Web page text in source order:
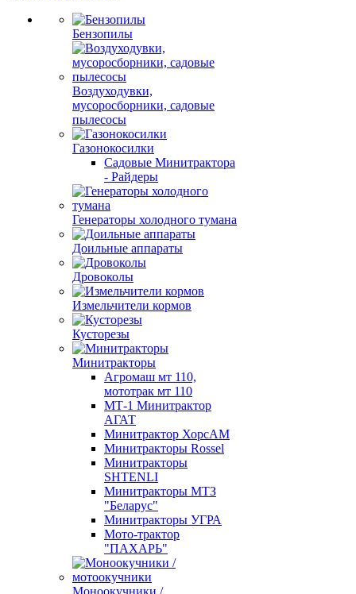
Бензопилы
Воздуходувки,
мусоросборники, cадовые
пылесосы
Газонокосилки
Садовые Минитрактора
- Райдеры
Генераторы холодного тумана
Доильные аппараты
Дровоколы
Измельчители кормов
Кусторезы
Минитракторы
Агромаш мт 110,
мототрак мт 110
МТ-1 Минитрактор
АГАТ
Минитрактор ХорсАМ
Минитракторы Rossel
Минитракторы
SHTENLI
Минитракторы МТЗ
"Беларус"
Минитракторы УГРА
Мото-трактор
"ПАХАРЬ"
Моноокучники /